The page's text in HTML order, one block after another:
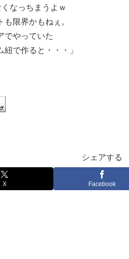
なっちまうよｗ
限界かもねぇ。
でやっていた
紐で作ると・・・」
シェアする
X Facebook